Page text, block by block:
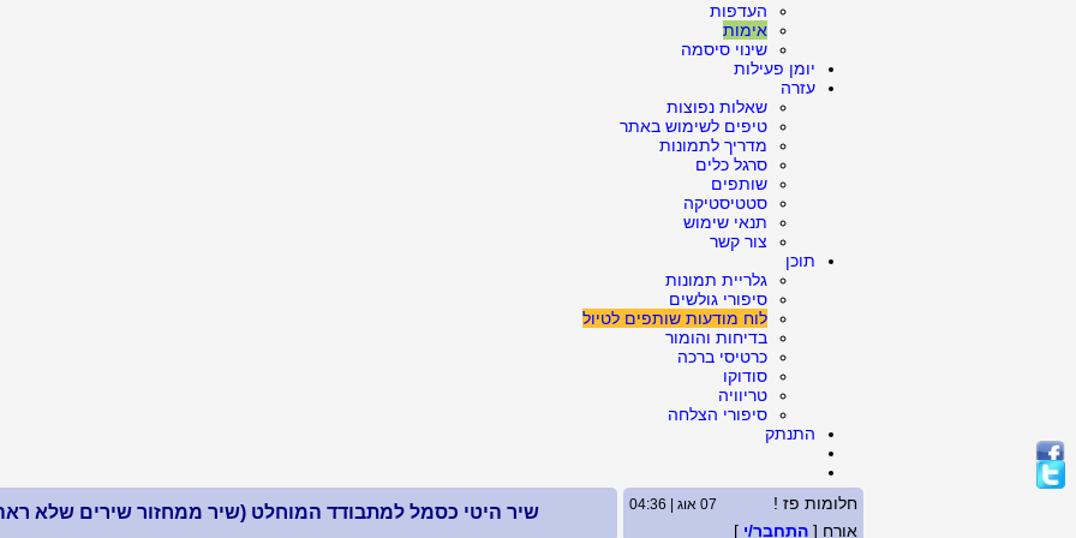
העדפות
אימות
שינוי סיסמה
יומן פעילות
עזרה
שאלות נפוצות
טיפים לשימוש באתר
מדריך לתמונות
סרגל כלים
שותפים
סטטיסטיקה
תנאי שימוש
צור קשר
תוכן
גלריית תמונות
סיפורי גולשים
לוח מודעות שותפים לטיול
בדיחות והומור
כרטיסי ברכה
סודוקו
טריוויה
סיפורי הצלחה
התנתק
חלומות פז ! 07 אוג | 04:36
אורח [ התחבר/י ]
שיר היטי כסמל למתבודד המוחלט (שיר ממחזור שירים שלא